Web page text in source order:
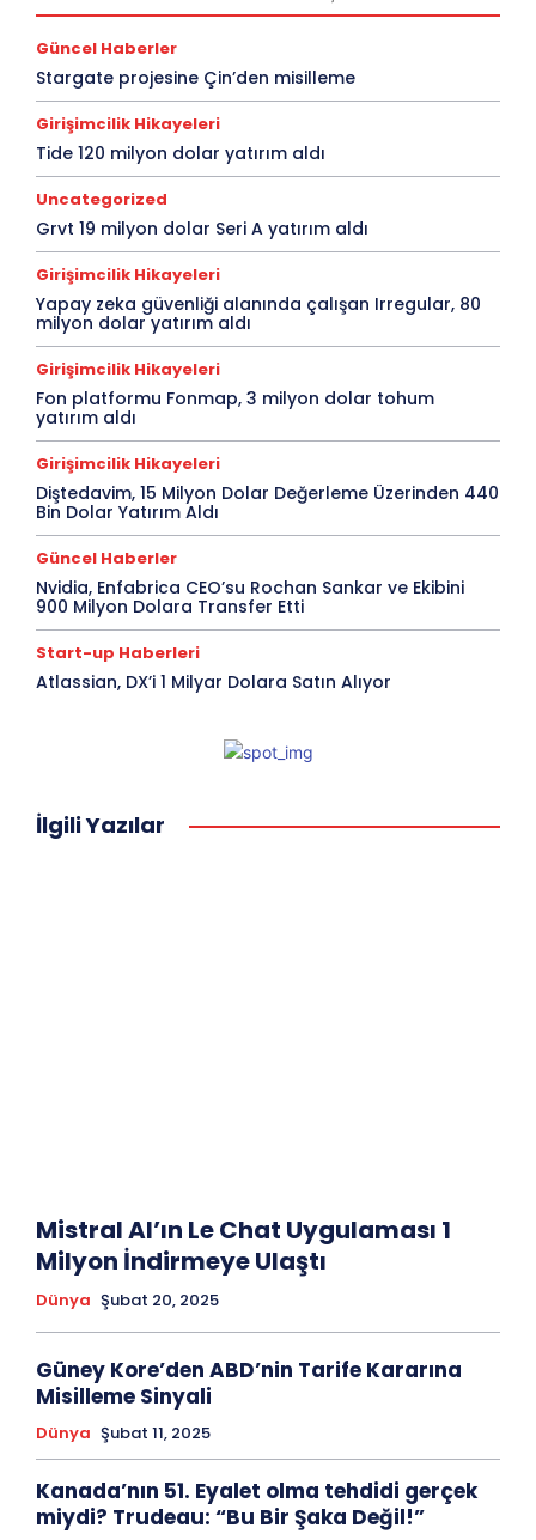
Güncel Haberler
Stargate projesine Çin’den misilleme
Girişimcilik Hikayeleri
Tide 120 milyon dolar yatırım aldı
Uncategorized
Grvt 19 milyon dolar Seri A yatırım aldı
Girişimcilik Hikayeleri
Yapay zeka güvenliği alanında çalışan Irregular, 80
milyon dolar yatırım aldı
Girişimcilik Hikayeleri
Fon platformu Fonmap, 3 milyon dolar tohum
yatırım aldı
Girişimcilik Hikayeleri
Diştedavim, 15 Milyon Dolar Değerleme Üzerinden 440
Bin Dolar Yatırım Aldı
Güncel Haberler
Nvidia, Enfabrica CEO’su Rochan Sankar ve Ekibini
900 Milyon Dolara Transfer Etti
Start-up Haberleri
Atlassian, DX’i 1 Milyar Dolara Satın Alıyor
İlgili Yazılar
Mistral AI’ın Le Chat Uygulaması 1
Milyon İndirmeye Ulaştı
Dünya Şubat 20, 2025
Güney Kore’den ABD’nin Tarife Kararına
Misilleme Sinyali
Dünya Şubat 11, 2025
Kanada’nın 51. Eyalet olma tehdidi gerçek
miydi? Trudeau: “Bu Bir Şaka Değil!”